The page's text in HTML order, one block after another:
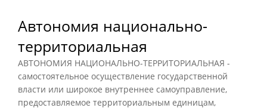
Автономия национально-
территориальная
АВТОНОМИЯ НАЦИОНАЛЬНО-ТЕРРИТОРИАЛЬНАЯ -
самостоятельное осуществление государственной
власти или широкое внутреннее самоуправление,
предоставляемое территориальным единицам,